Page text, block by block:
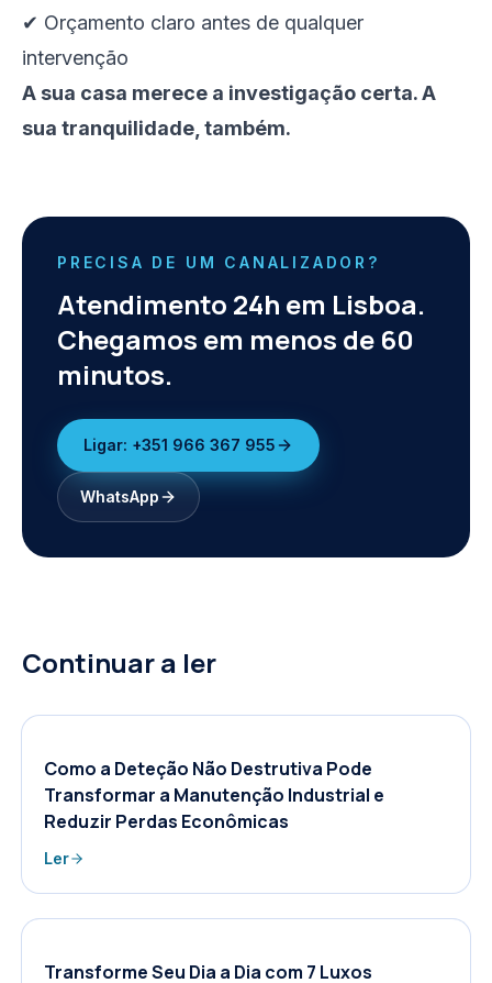
✔ Orçamento claro antes de qualquer
intervenção
A sua casa merece a investigação certa. A
sua tranquilidade, também.
PRECISA DE UM CANALIZADOR?
Atendimento 24h em Lisboa.
Chegamos em menos de 60
minutos.
Ligar: +351 966 367 955
WhatsApp
Continuar a ler
Como a Deteção Não Destrutiva Pode
Transformar a Manutenção Industrial e
Reduzir Perdas Econômicas
Ler
Transforme Seu Dia a Dia com 7 Luxos